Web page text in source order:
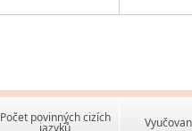
Počet povinných cizích